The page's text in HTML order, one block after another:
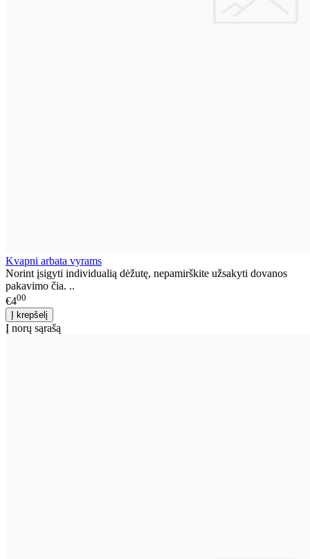
Kvapni arbata vyrams
Norint įsigyti individualią dėžutę, nepamirškite užsakyti dovanos
pakavimo čia. ..
€400
Į norų sąrašą